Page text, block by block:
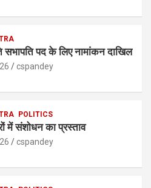
e
सभापति पद के लिए नामांकन दाखिल
cspandey
POLITICS
में संशोधन का प्रस्ताव
cspandey